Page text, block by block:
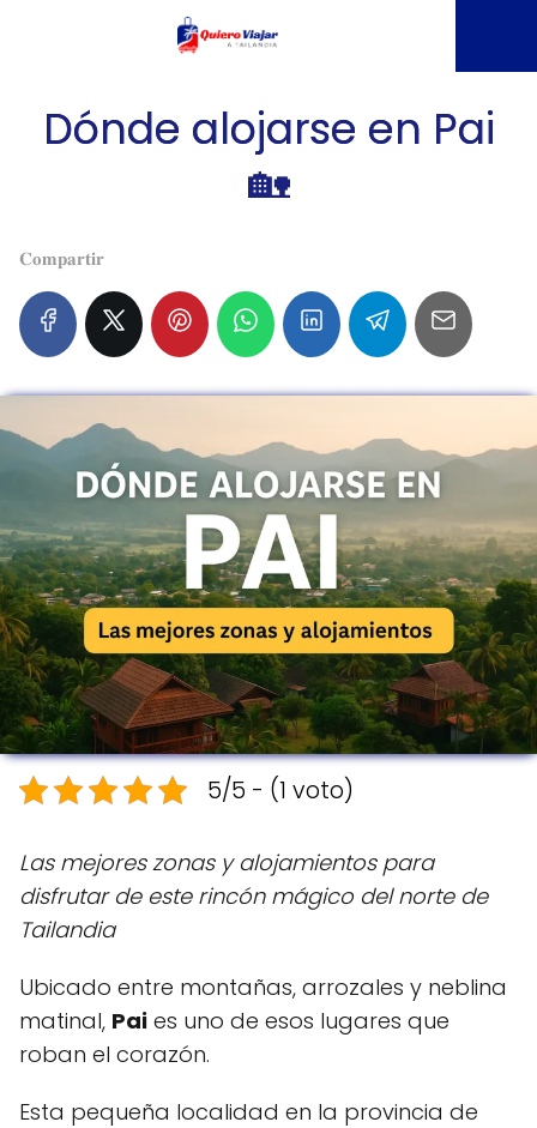
Dónde alojarse en Pai
🏡
𝐂𝐨𝐦𝐩𝐚𝐫𝐭𝐢𝐫
5/5 - (1 voto)
Las mejores zonas y alojamientos para
disfrutar de este rincón mágico del norte de
Tailandia
Ubicado entre montañas, arrozales y neblina
matinal, Pai es uno de esos lugares que
roban el corazón.
Esta pequeña localidad en la provincia de